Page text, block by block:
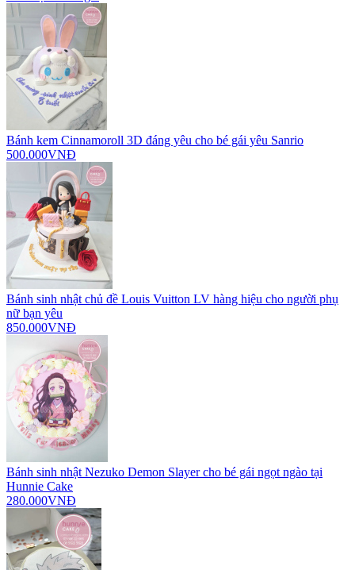
Bánh kem Cinnamoroll 3D đáng yêu cho bé gái yêu Sanrio
500.000VNĐ
Bánh sinh nhật chủ đề Louis Vuitton LV hàng hiệu cho người phụ
nữ bạn yêu
850.000VNĐ
Bánh sinh nhật Nezuko Demon Slayer cho bé gái ngọt ngào tại
Hunnie Cake
280.000VNĐ